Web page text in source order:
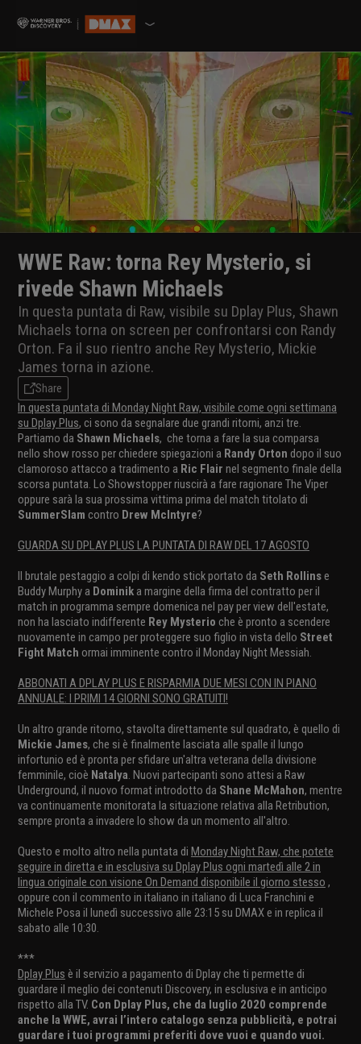
WWE Raw: torna Rey Mysterio, si
rivede Shawn Michaels
In questa puntata di Raw, visibile su Dplay Plus, Shawn
Michaels torna on screen per confrontarsi con Randy
Orton. Fa il suo rientro anche Rey Mysterio, Mickie
James torna in azione.
Share
In questa puntata di Monday Night Raw, visibile come ogni settimana
su Dplay Plus, ci sono da segnalare due grandi ritorni, anzi tre.
Partiamo da Shawn Michaels, che torna a fare la sua comparsa
nello show rosso per chiedere spiegazioni a Randy Orton dopo il suo
clamoroso attacco a tradimento a Ric Flair nel segmento finale della
scorsa puntata. Lo Showstopper riuscirà a fare ragionare The Viper
oppure sarà la sua prossima vittima prima del match titolato di
SummerSlam contro Drew McIntyre?
GUARDA SU DPLAY PLUS LA PUNTATA DI RAW DEL 17 AGOSTO
Il brutale pestaggio a colpi di kendo stick portato da Seth Rollinse
Buddy Murphy a Dominik a margine della firma del contratto per il
match in programma sempre domenica nel pay per view dell'estate,
non ha lasciato indifferente Rey Mysterio che è pronto a scendere
nuovamente in campo per proteggere suo figlio in vista dello Street
Fight Match ormai imminente contro il Monday Night Messiah.
ABBONATI A DPLAY PLUS E RISPARMIA DUE MESI CON IN PIANO
ANNUALE: I PRIMI 14 GIORNI SONO GRATUITI!
Un altro grande ritorno, stavolta direttamente sul quadrato, è quello di
Mickie James, che si è finalmente lasciata alle spalle il lungo
infortunio ed è pronta per sfidare un'altra veterana della divisione
femminile, cioè Natalya. Nuovi partecipanti sono attesi a Raw
Underground, il nuovo format introdotto da Shane McMahon, mentre
va continuamente monitorata la situazione relativa alla Retribution,
sempre pronta a invadere lo show da un momento all'altro.
Questo e molto altro nella puntata di Monday Night Raw, che potete
seguire in diretta e in esclusiva su Dplay Plus ogni martedì alle 2 in
lingua originale con visione On Demand disponibile il giorno stesso ,
oppure con il commento in italiano in italiano di Luca Franchini e
Michele Posa il lunedì successivo alle 23:15 su DMAX e in replica il
sabato alle 10:30.
***
Dplay Plus è il servizio a pagamento di Dplay che ti permette di
guardare il meglio dei contenuti Discovery, in esclusiva e in anticipo
rispetto alla TV. Con Dplay Plus, che da luglio 2020 comprende
anche la WWE, avrai l’intero catalogo senza pubblicità, e potrai
guardare i tuoi programmi preferiti dove vuoi e quando vuoi.